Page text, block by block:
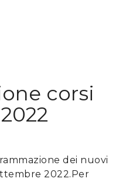
dei nuovi
2022.Per
corsi